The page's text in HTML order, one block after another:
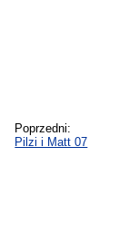
Poprzedni:
Pilzi i Matt 07